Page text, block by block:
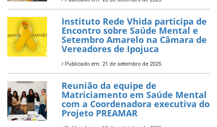
Instituto Rede Vhida participa de
Encontro sobre Saúde Mental e
Setembro Amarelo na Câmara de
Vereadores de Ipojuca
Publicado em: 21 de setembro de 2025
Reunião da equipe de
Matriciamento em Saúde Mental
com a Coordenadora executiva do
Projeto PREAMAR